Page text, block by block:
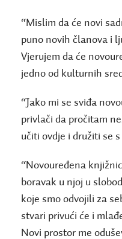
“Mislim da će novi
puno novih članova i
Vjerujem da će
jedno od kulturnih
“Jako mi se sviđa
privlači da pročitam
učiti ovdje i družiti se
“Novouređena
boravak u njoj u
koje smo odvojili za
stvari privući će i
Novi prostor me